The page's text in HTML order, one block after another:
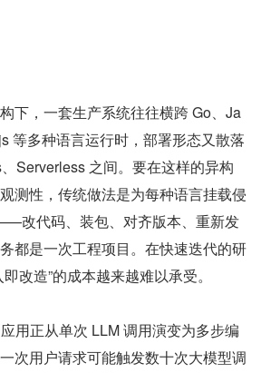
下，一套生产系统往往横跨 Go、Ja
等多种语言运行时，部署形态又散落
Serverless 之间。要在这样的异构
测性，传统做法是为每种语言挂载侵
改代码、装包、对齐版本、重新发
都是一次工程项目。在快速迭代的研
改造”的成本越来越难以承受。
用正从单次 LLM 调用演变为多步编
用户请求可能触发数十次大模型调